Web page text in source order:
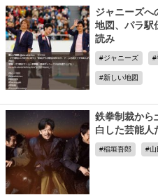
ジャニーズ
地図、パラ駅
読み
ジャニーズ
新しい地図
鉄拳制裁か
白した芸能人
稲垣吾郎 山